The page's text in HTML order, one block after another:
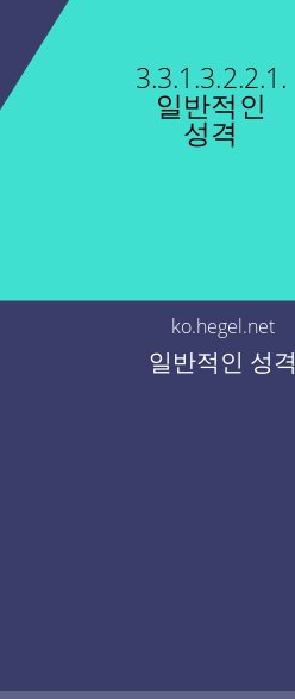
3.3.1.3.2.2.1.
일반적인
성격
ko.hegel.net
일반적인 성격